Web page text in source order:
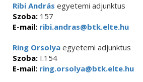
Ribi András egyetemi adjunktus
Szoba: 157
E-mail: ribi.andras@btk.elte.hu
Ring Orsolya egyetemi adjunktus
Szoba: I.154
E-mail: ring.orsolya@btk.elte.hu